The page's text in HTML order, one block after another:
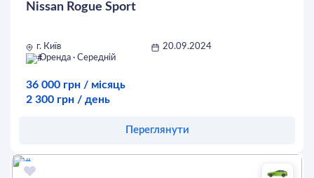
Nissan Rogue Sport
г. Київ
20.09.2024
Оренда · Середній
36 000 грн / місяць
2 300 грн / день
Переглянути
Оставить заявку